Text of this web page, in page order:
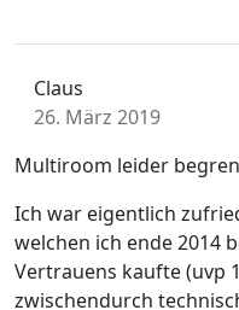
Claus
26. März 2019
Multiroom leider
Ich war eigentlich
welchen ich ende 2014
Vertrauens kaufte (uvp
zwischendurch